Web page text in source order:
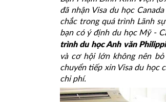
đã nhận Visa du học
chắc trong quá trình Lãnh
bạn có ý định du học Mỹ -
trình du học Anh văn
và cơ hội lớn không nên
chuyển tiếp xin Visa du học
chi phí.